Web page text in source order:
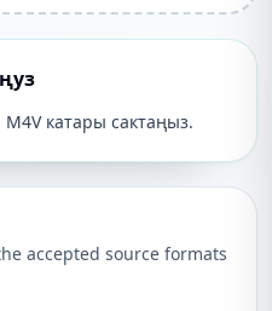
катары сактаңыз.
accepted source formats